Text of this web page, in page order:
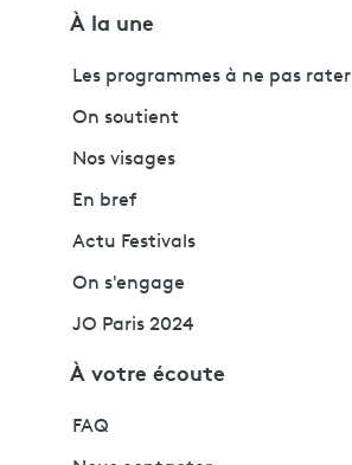
À la une
Les programmes à ne pas rater
On soutient
Nos visages
En bref
Actu Festivals
On s'engage
JO Paris 2024
À votre écoute
FAQ